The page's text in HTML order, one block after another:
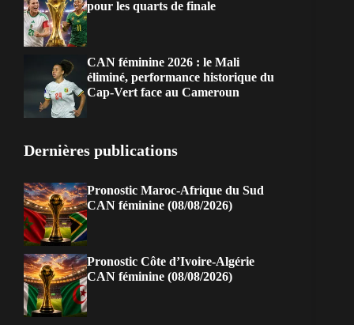
pour les quarts de finale
CAN féminine 2026 : le Mali
éliminé, performance historique du
Cap-Vert face au Cameroun
Dernières publications
Pronostic Maroc-Afrique du Sud
CAN féminine (08/08/2026)
Pronostic Côte d’Ivoire-Algérie
CAN féminine (08/08/2026)